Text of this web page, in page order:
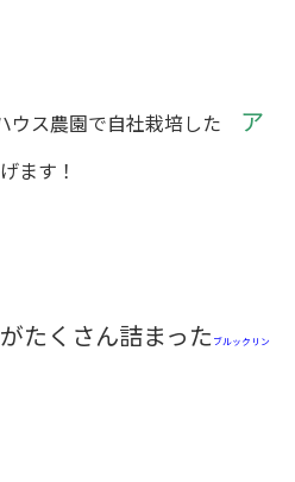
ウス農園で自社栽培した ア
ます！
たくさん詰まったブルックリン